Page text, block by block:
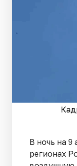
В ночь на 9
регионах